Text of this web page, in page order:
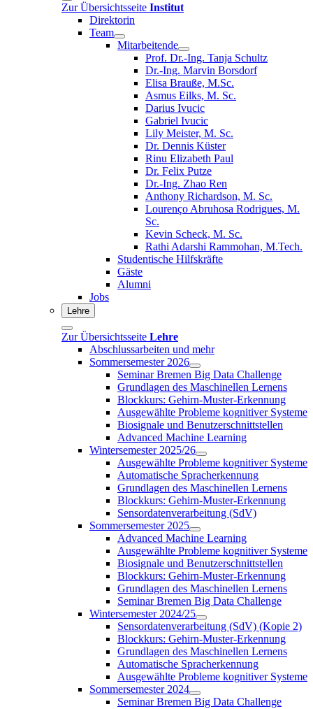
Zur Übersichtsseite Institut
Direktorin
Team
Mitarbeitende
Prof. Dr.-Ing. Tanja Schultz
Dr.-Ing. Marvin Borsdorf
Elisa Brauße, M.Sc.
Asmus Eilks, M. Sc.
Darius Ivucic
Gabriel Ivucic
Lily Meister, M. Sc.
Dr. Dennis Küster
Rinu Elizabeth Paul
Dr. Felix Putze
Dr.-Ing. Zhao Ren
Anthony Richardson, M. Sc.
Lourenço Abruhosa Rodrigues, M.
Sc.
Kevin Scheck, M. Sc.
Rathi Adarshi Rammohan, M.Tech.
Studentische Hilfskräfte
Gäste
Alumni
Jobs
Lehre
Zur Übersichtsseite Lehre
Abschlussarbeiten und mehr
Sommersemester 2026
Seminar Bremen Big Data Challenge
Grundlagen des Maschinellen Lernens
Blockkurs: Gehirn-Muster-Erkennung
Ausgewählte Probleme kognitiver Systeme
Biosignale und Benutzerschnittstellen
Advanced Machine Learning
Wintersemester 2025/26
Ausgewählte Probleme kognitiver Systeme
Automatische Spracherkennung
Grundlagen des Maschinellen Lernens
Blockkurs: Gehirn-Muster-Erkennung
Sensordatenverarbeitung (SdV)
Sommersemester 2025
Advanced Machine Learning
Ausgewählte Probleme kognitiver Systeme
Biosignale und Benutzerschnittstellen
Blockkurs: Gehirn-Muster-Erkennung
Grundlagen des Maschinellen Lernens
Seminar Bremen Big Data Challenge
Wintersemester 2024/25
Sensordatenverarbeitung (SdV) (Kopie 2)
Blockkurs: Gehirn-Muster-Erkennung
Grundlagen des Maschinellen Lernens
Automatische Spracherkennung
Ausgewählte Probleme kognitiver Systeme
Sommersemester 2024
Seminar Bremen Big Data Challenge